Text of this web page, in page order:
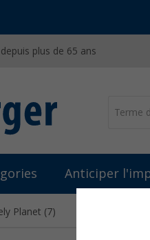
plus de 65 ans
Anticiper
Planet (7)